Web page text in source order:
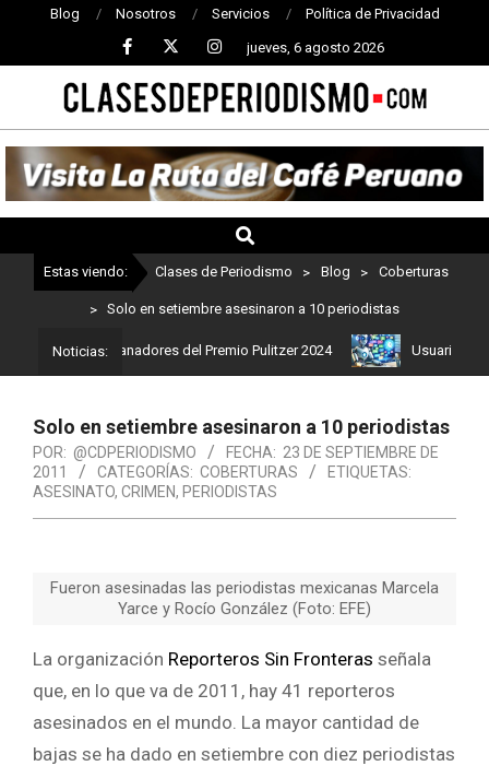
Blog Nosotros Servicios Política de Privacidad
jueves, 6 agosto 2026
CLASES
DE
PERIODISMO
Estas viendo: Clases de Periodismo > Blog > Coberturas
> Solo en setiembre asesinaron a 10 periodistas
Noticias:
son los ganadores del Premio Pulitzer 2024 Usuarios de
Solo en setiembre asesinaron a 10 periodistas
POR: @CDPERIODISMO FECHA: 23 DE SEPTIEMBRE DE
2011
CATEGORÍAS: COBERTURAS
ETIQUETAS:
ASESINATO, CRIMEN, PERIODISTAS
Fueron asesinadas las periodistas mexicanas Marcela
Yarce y Rocío González (Foto: EFE)
La organización Reporteros Sin Fronteras señala
que, en lo que va de 2011, hay 41 reporteros
asesinados en el mundo. La mayor cantidad de
bajas se ha dado en setiembre con diez periodistas